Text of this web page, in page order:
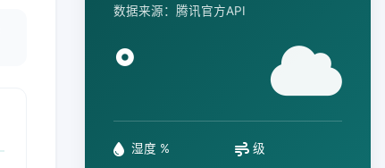
数据来源：腾讯官方API
°
湿度 % 级